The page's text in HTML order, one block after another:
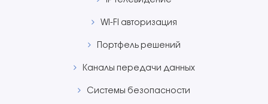
WI-FI авторизация
Портфель решений
Каналы передачи данных
Системы безопасности